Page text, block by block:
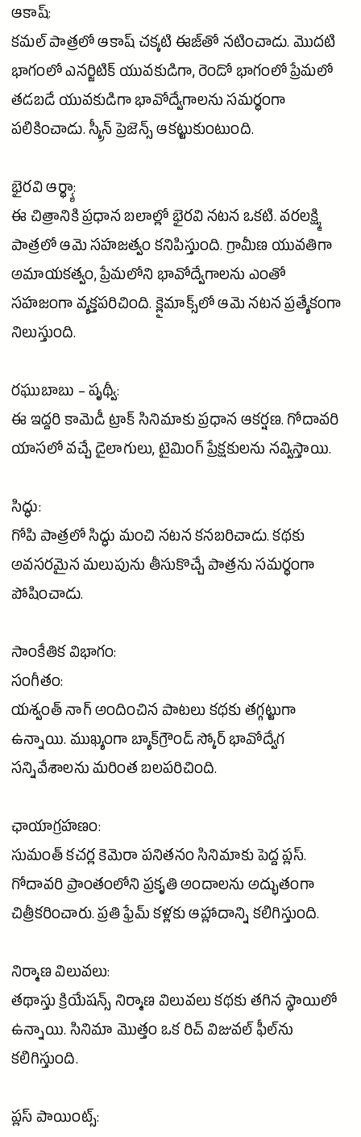
ఆకాష్:
కమల్ పాత్రలోఆకాష్చక్కటి ఈజ్‌తో నటించాడు. మొదటి
భాగంలో ఎనర్జిటిక్ యువకుడిగా, రెండో భాగంలో ప్రేమలో
తడబడే యువకుడిగా భావోద్వేగాలను సమర్థంగా
పలికించాడు. స్క్రీన్ ప్రెజెన్స్ ఆకట్టుకుంటుంది.
భైరవి ఆర్థ్యా:
ఈ చిత్రానికి ప్రధాన బలాల్లో భైరవి నటన ఒకటి. వరలక్ష్మి
పాత్రలో ఆమె సహజత్వం కనిపిస్తుంది. గ్రామీణ యువతిగా
అమాయకత్వం, ప్రేమలోని భావోద్వేగాలను ఎంతో
సహజంగా వ్యక్తపరిచింది. క్లైమాక్స్‌లో ఆమె నటన ప్రత్యేకంగా
నిలుస్తుంది.
రఘుబాబు – పృథ్వీ:
ఈ ఇద్దరికామెడీ ట్రాక్ సినిమాకు ప్రధాన ఆకర్షణ. గోదావరి
యాసలో వచ్చే డైలాగులు, టైమింగ్ ప్రేక్షకులను నవ్విస్తాయి.
సిద్ధు:
గోపి పాత్రలో సిద్ధు మంచి నటన కనబరిచాడు. కథకు
అవసరమైన మలుపును తీసుకొచ్చే పాత్రను సమర్థంగా
పోషించాడు.
సాంకేతిక విభాగం:
సంగీతం:
యశ్వంత్ నాగ్ అందించిన పాటలు కథకు తగ్గట్టుగా
ఉన్నాయి. ముఖ్యంగా బ్యాక్‌గ్రౌండ్ స్కోర్ భావోద్వేగ
సన్నివేశాలను మరింత బలపరిచింది.
ఛాయాగ్రహణం:
సుమంత్ కచర్ల కెమెరా పనితనం సినిమాకు పెద్ద ప్లస్.
గోదావరిప్రాంతంలోనిప్రకృతిఅందాలను అద్భుతంగా
చిత్రీకరించారు. ప్రతి ఫ్రేమ్ కళ్లకు ఆహ్లాదాన్ని కలిగిస్తుంది.
నిర్మాణ విలువలు:
తథాస్తు క్రియేషన్స్ నిర్మాణ విలువలు కథకు తగిన స్థాయిలో
ఉన్నాయి. సినిమా మొత్తం ఒక రిచ్ విజువల్ ఫీల్‌ను
కలిగిస్తుంది.
ప్లస్ పాయింట్స్: